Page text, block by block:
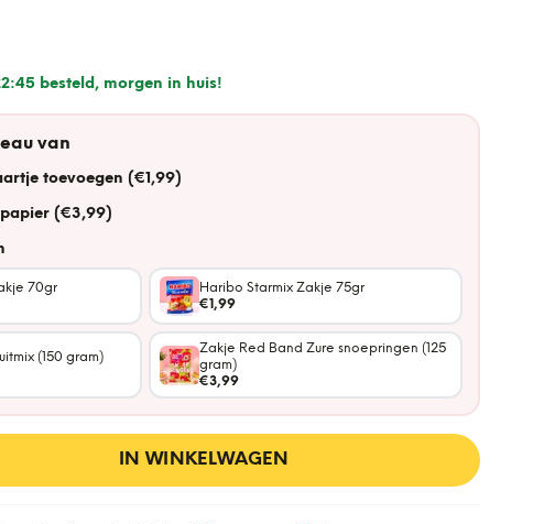
besteld, morgen in huis!
van
toevoegen (€1,99)
(€3,99)
70gr
Haribo Starmix Zakje 75gr
€1,99
(150 gram)
Zakje Red Band Zure snoepringen (125
gram)
€3,99
IN WINKELWAGEN